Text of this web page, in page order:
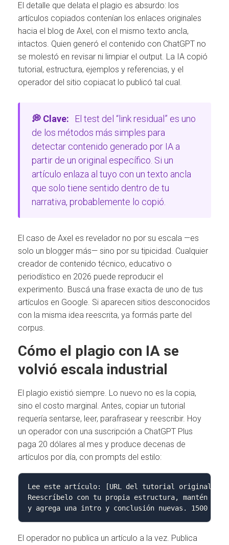
El detalle que delata el plagio es absurdo: los
artículos copiados contenían los enlaces originales
hacia el blog de Axel, con el mismo texto ancla,
intactos. Quien generó el contenido con ChatGPT no
se molestó en revisar ni limpiar el output. La IA copió
tutorial, estructura, ejemplos y referencias, y el
operador del sitio copiacat lo publicó tal cual.
💭 Clave:
El test del “link residual” es uno
de los métodos más simples para
detectar contenido generado por IA a
partir de un original específico. Si un
artículo enlaza al tuyo con un texto ancla
que solo tiene sentido dentro de tu
narrativa, probablemente lo copió.
El caso de Axel es revelador no por su escala —es
solo un blogger más— sino por su tipicidad. Cualquier
creador de contenido técnico, educativo o
periodístico en 2026 puede reproducir el
experimento. Buscá una frase exacta de uno de tus
artículos en Google. Si aparecen sitios desconocidos
con la misma idea reescrita, ya formás parte del
corpus.
Cómo el plagio con IA se
volvió escala industrial
El plagio existió siempre. Lo nuevo no es la copia,
sino el costo marginal. Antes, copiar un tutorial
requería sentarse, leer, parafrasear y reescribir. Hoy
un operador con una suscripción a ChatGPT Plus
paga 20 dólares al mes y produce decenas de
artículos por día, con prompts del estilo:
Lee este artículo: [URL del tutorial original]
Reescríbelo con tu propia estructura, mantén los
y agrega una intro y conclusión nuevas. 1500
El operador no publica un artículo a la vez. Publica